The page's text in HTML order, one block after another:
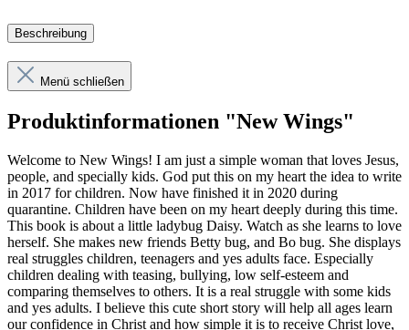
Beschreibung
Menü schließen
Produktinformationen "New Wings"
Welcome to New Wings! I am just a simple woman that loves Jesus,
people, and specially kids. God put this on my heart the idea to write
in 2017 for children. Now have finished it in 2020 during
quarantine. Children have been on my heart deeply during this time.
This book is about a little ladybug Daisy. Watch as she learns to love
herself. She makes new friends Betty bug, and Bo bug. She displays
real struggles children, teenagers and yes adults face. Especially
children dealing with teasing, bullying, low self-esteem and
comparing themselves to others. It is a real struggle with some kids
and yes adults. I believe this cute short story will help all ages learn
our confidence in Christ and how simple it is to receive Christ love,